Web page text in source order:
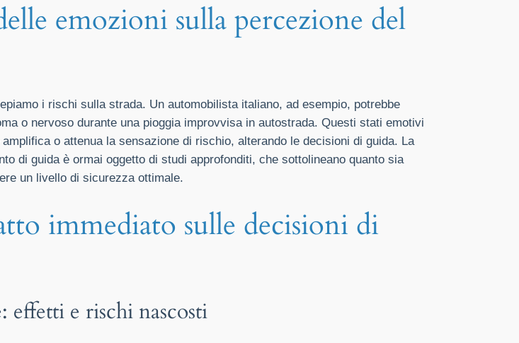
emozioni sulla percezione del
i rischi sulla strada. Un automobilista italiano, ad esempio, potrebbe
o nervoso durante una pioggia improvvisa in autostrada. Questi stati emotivi
o attenua la sensazione di rischio, alterando le decisioni di guida. La
di guida è ormai oggetto di studi approfonditi, che sottolineano quanto sia
un livello di sicurezza ottimale.
immediato sulle decisioni di
effetti e rischi nascosti